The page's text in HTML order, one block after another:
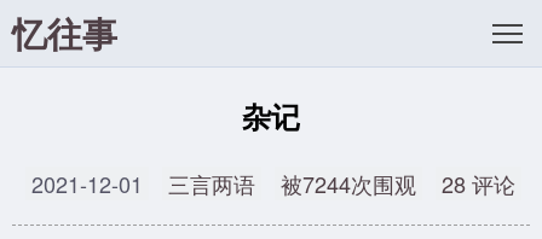
忆往事
杂记
2021-12-01 三言两语 被7244次围观 28 评论